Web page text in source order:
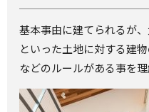
基本事由に建てられるが
といった土地に対する建
などのルールがある事を理